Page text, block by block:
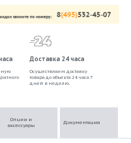
Доставка 24 часа
Осуществляем доставку
товара до объекта 24 часа 7
дней в неделю.
Опции и
аксессуары
Документация